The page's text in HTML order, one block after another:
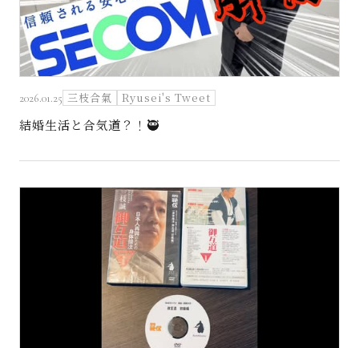
2026.01.25 三枝合氣 Ryusei's Tweet
結婚生活と合気道？！🥷